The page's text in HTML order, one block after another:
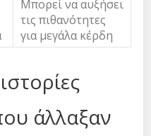
Μπορεί να αυξήσει
τις πιθανότητες
για μεγάλα κέρδη
άλλαξαν